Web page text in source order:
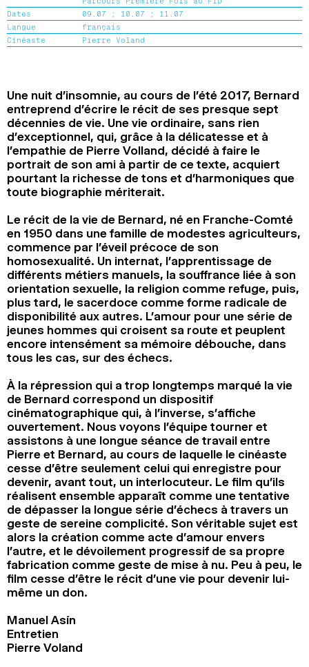
2024
2022
2020
RECHERCHE
Dates
09.07 ; 10.07 ; 11.07
Langue
français
Cinéaste
Pierre Voland
Une nuit d’insomnie, au cours de l’été 2017, Bernard
entreprend d’écrire le récit de ses presque sept
décennies de vie. Une vie ordinaire, sans rien
d’exceptionnel, qui, grâce à la délicatesse et à
l’empathie de Pierre Volland, décidé à faire le
portrait de son ami à partir de ce texte, acquiert
pourtant la richesse de tons et d’harmoniques que
toute biographie mériterait.
Le récit de la vie de Bernard, né en Franche-Comté
en 1950 dans une famille de modestes agriculteurs,
commence par l’éveil précoce de son
homosexualité. Un internat, l’apprentissage de
différents métiers manuels, la souffrance liée à son
orientation sexuelle, la religion comme refuge, puis,
plus tard, le sacerdoce comme forme radicale de
disponibilité aux autres. L’amour pour une série de
jeunes hommes qui croisent sa route et peuplent
encore intensément sa mémoire débouche, dans
tous les cas, sur des échecs.
À la répression qui a trop longtemps marqué la vie
de Bernard correspond un dispositif
cinématographique qui, à l’inverse, s’affiche
ouvertement. Nous voyons l’équipe tourner et
assistons à une longue séance de travail entre
Pierre et Bernard, au cours de laquelle le cinéaste
cesse d’être seulement celui qui enregistre pour
devenir, avant tout, un interlocuteur. Le film qu’ils
réalisent ensemble apparaît comme une tentative
de dépasser la longue série d’échecs à travers un
geste de sereine complicité. Son véritable sujet est
alors la création comme acte d’amour envers
l’autre, et le dévoilement progressif de sa propre
fabrication comme geste de mise à nu. Peu à peu, le
film cesse d’être le récit d’une vie pour devenir lui-
même un don.
Manuel Asín
Entretien
Pierre Voland